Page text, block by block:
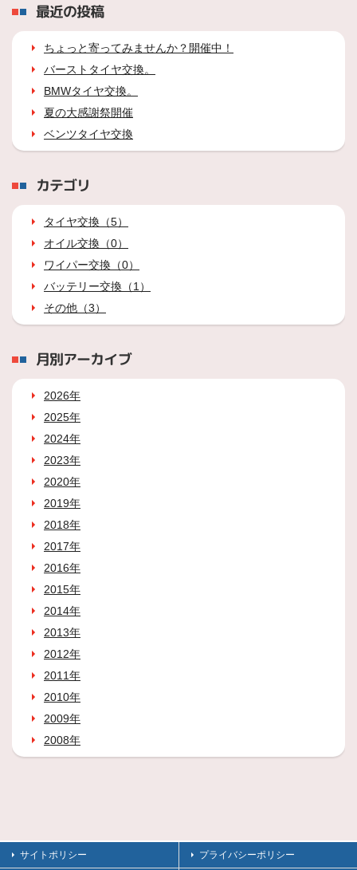
最近の投稿
ちょっと寄ってみませんか？開催中！
バーストタイヤ交換。
BMWタイヤ交換。
夏の大感謝祭開催
ベンツタイヤ交換
カテゴリ
タイヤ交換（5）
オイル交換（0）
ワイパー交換（0）
バッテリー交換（1）
その他（3）
月別アーカイブ
2026年
2025年
2024年
2023年
2020年
2019年
2018年
2017年
2016年
2015年
2014年
2013年
2012年
2011年
2010年
2009年
2008年
サイトポリシー プライバシーポリシー